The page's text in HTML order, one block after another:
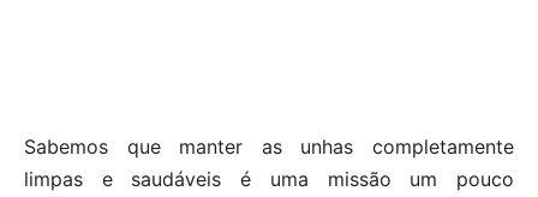
Sabemos que manter as unhas completamente
limpas e saudáveis é uma missão um pouco